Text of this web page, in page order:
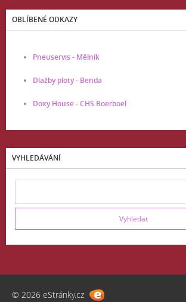
OBLÍBENÉ ODKAZY
Pneuservis - Mělník
Dlažby ploty - Benda
Doxy House - CHS Boerboel
VYHLEDÁVÁNÍ
© 2026 eStránky.cz